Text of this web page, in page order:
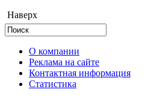
Наверх
О компании
Реклама на сайте
Контактная информация
Статистика